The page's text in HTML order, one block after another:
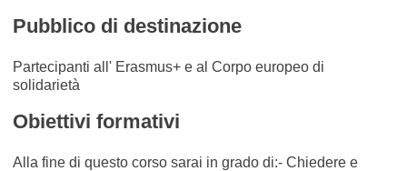
Pubblico di destinazione
Partecipanti all' Erasmus+ e al Corpo europeo di
solidarietà
Obiettivi formativi
Alla fine di questo corso sarai in grado di:- Chiedere e